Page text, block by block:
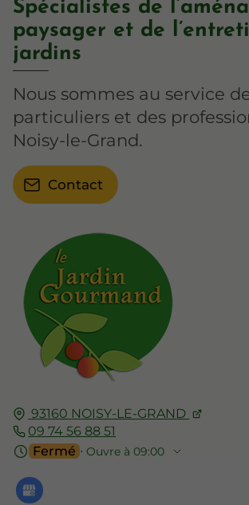
93160 NOISY-LE-GRAND
09 74 56 88 51
Fermé ⋅ Ouvre à 09:00
Spécialistes de
paysager et de
jardins
Nous sommes au service
particuliers et des
Noisy-le-Grand.
Contact